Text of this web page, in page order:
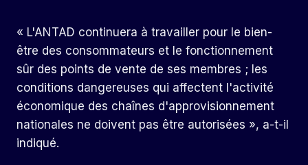
« L'ANTAD continuera à travailler pour le bien-
être des consommateurs et le fonctionnement
sûr des points de vente de ses membres ; les
conditions dangereuses qui affectent l'activité
économique des chaînes d'approvisionnement
nationales ne doivent pas être autorisées », a-t-il
indiqué.